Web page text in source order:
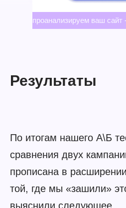
проанализируем ваш сайт
Результаты
По итогам нашего А\Б
сравнения двух
прописана в
той, где мы «зашили»
выяснили следующее.